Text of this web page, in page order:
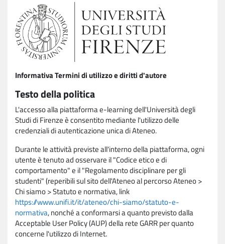
Informativa Termini di utilizzo e diritti d'autore
Testo della politica
L'accesso alla piattaforma e-learning dell'Università degli
Studi di Firenze è consentito mediante l'utilizzo delle
credenziali di autenticazione unica di Ateneo.
Durante le attività previste all'interno della piattaforma, ogni
utente è tenuto ad osservare il "Codice etico e di
comportamento" e il "Regolamento disciplinare per gli
studenti" (reperibili sul sito dell'Ateneo al percorso Ateneo >
Chi siamo > Statuto e normativa, link
https://www.unifi.it/it/ateneo/chi-siamo/statuto-e-
normativa, nonché a conformarsi a quanto previsto dalla
Acceptable User Policy (AUP) della rete GARR per quanto
concerne l'utilizzo di Internet.